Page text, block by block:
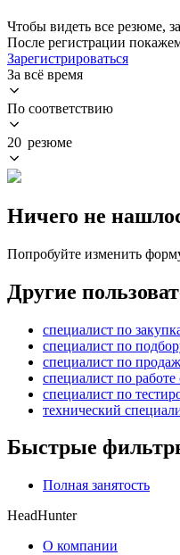
Чтобы видеть все резюме,
После регистрации
Зарегистрироваться
За всё время
По соответствию
20 резюме
Ничего не
Попробуйте изменить
Другие
специалист по
специалист по
специалист по
специалист по
специалист по
технический
Быстрые
Полная занятость
HeadHunter
О компании